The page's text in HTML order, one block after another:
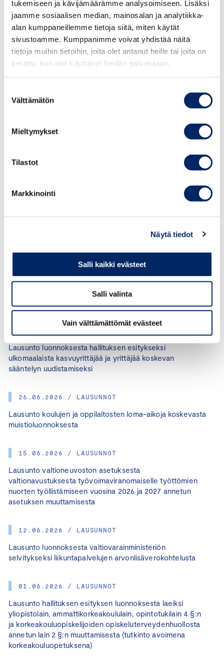
tukemiseen ja kävijämäärämme analysoimiseen. Lisäksi
jaamme sosiaalisen median, mainosalan ja analytiikka-
alan kumppaneillemme tietoja siitä, miten käytät
sivustoamme. Kumppanimme voivat yhdistää näitä
tietoja muihin tietoihin, joita olet antanut heille tai joita on
kerätty, kun olet käyttänyt heidän palvelujaan.
valinta
Välttämätön
Mieltymykset
Tilastot
Markkinointi
Näytä tiedot
Salli kaikki evästeet
Salli valinta
Vain välttämättömät evästeet
Lausunto luonnoksesta hallituksen esitykseksi
ulkomaalaista kasvuyrittäjää ja yrittäjää koskevan
sääntelyn uudistamiseksi
26.06.2026 / LAUSUNNOT
Lausunto koulujen ja oppilaitosten loma-aikoja koskevasta
muistioluonnoksesta
15.06.2026 / LAUSUNNOT
Lausunto valtioneuvoston asetuksesta
valtionavustuksesta työvoimaviranomaiselle työttömien
nuorten työllistämiseen vuosina 2026 ja 2027 annetun
asetuksen muuttamisesta
12.06.2026 / LAUSUNNOT
Lausunto luonnoksesta valtiovarainministeriön
selvitykseksi liikuntapalvelujen arvonlisäverokohtelusta
01.06.2026 / LAUSUNNOT
Lausunto hallituksen esityksen luonnoksesta laeiksi
yliopistolain, ammattikorkeakoululain, opintotukilain 4 §:n
ja korkeakouluopiskelijoiden opiskeluterveydenhuollosta
annetun lain 2 §:n muuttamisesta (tutkinto avoimena
korkeakouluopetuksena)
Esitysluonnoksessa on käytetty uutta termiätoisen
henkilön eduksi hallittu varallisuuskokonaisuus
termi olisi hyvä määritellä esitysluonnoksen
perusteluissa tarkemmin. Jatkovalmistelussa olisi myös
luovutusta, jota verotuksellisesti on pidetty
Esitysluonnoksessa esitetään, että arvopaperipörssissä
Jatkovalmistelussa olisi hyvä vielä arvioida
luovutusten jättämistä soveltamisalan ulkopuolelle
VEROTUS